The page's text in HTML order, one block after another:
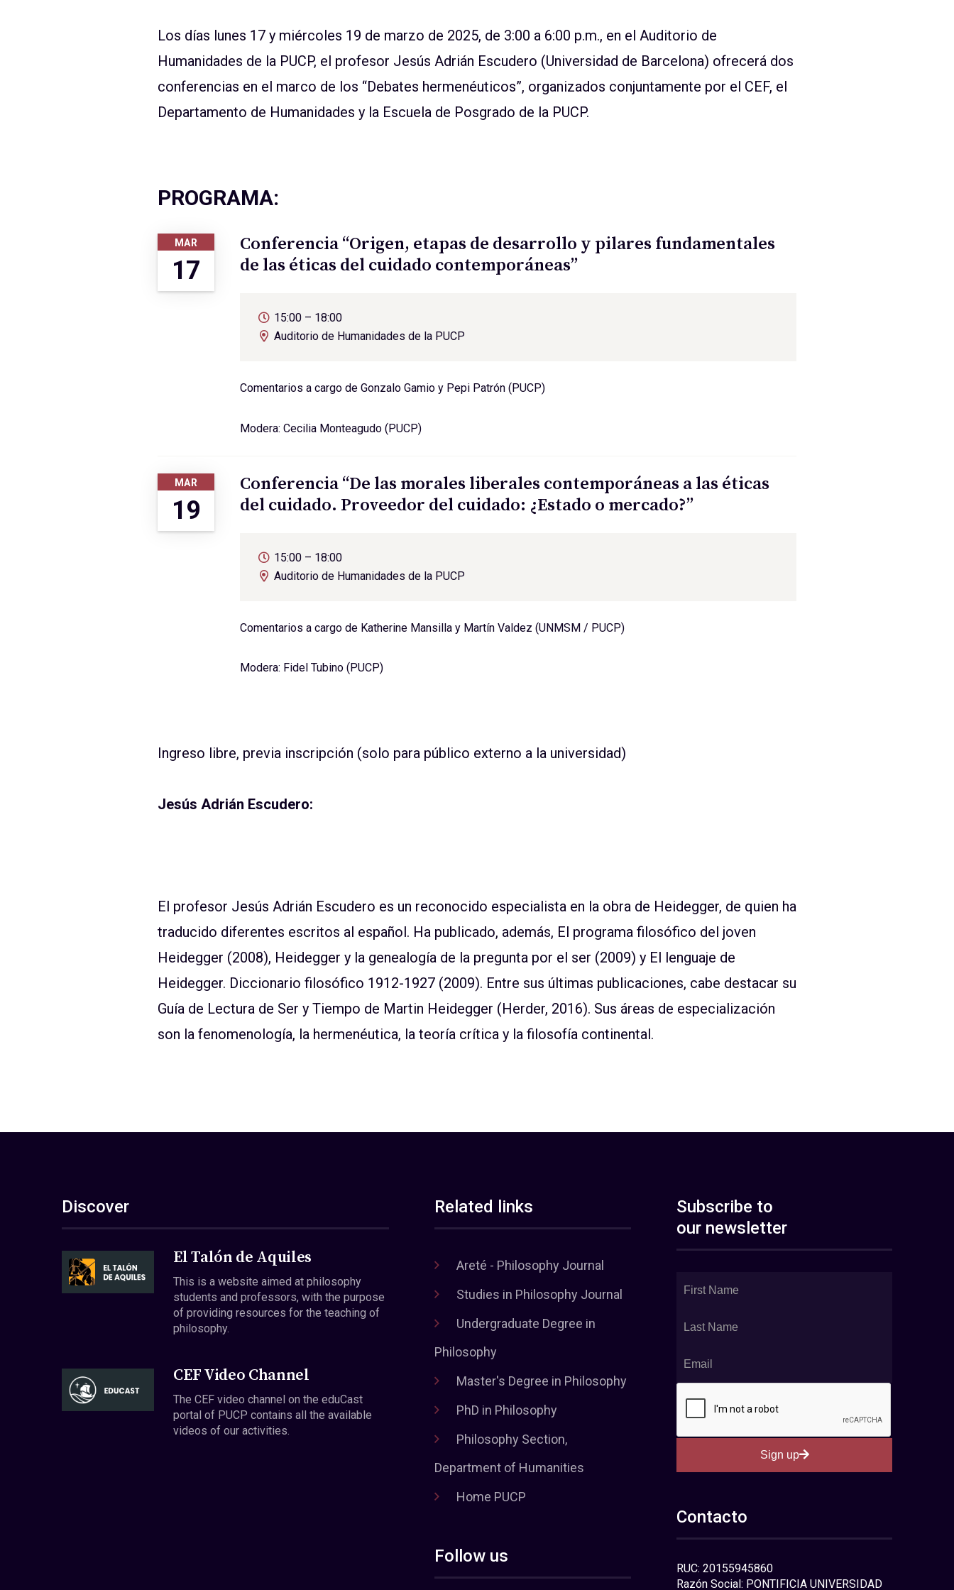
Los días lunes 17 y miércoles 19 de marzo de 2025, de 3:00 a 6:00 p.m., en el Auditorio de
Humanidades de la PUCP, el profesor Jesús Adrián Escudero (Universidad de Barcelona) ofrecerá dos
conferencias en el marco de los “Debates hermenéuticos”, organizados conjuntamente por el CEF, el
Departamento de Humanidades y la Escuela de Posgrado de la PUCP.
PROGRAMA:
MAR
17
Conferencia “Origen, etapas de desarrollo y pilares fundamentales
de las éticas del cuidado contemporáneas”
15:00 – 18:00
Auditorio de Humanidades de la PUCP
Comentarios a cargo de Gonzalo Gamio y Pepi Patrón (PUCP)
Modera: Cecilia Monteagudo (PUCP)
MAR
19
Conferencia “De las morales liberales contemporáneas a las éticas
del cuidado. Proveedor del cuidado: ¿Estado o mercado?”
15:00 – 18:00
Auditorio de Humanidades de la PUCP
Comentarios a cargo de Katherine Mansilla y Martín Valdez (UNMSM / PUCP)
Modera: Fidel Tubino (PUCP)
Ingreso libre, previa inscripción (solo para público externo a la universidad)
Jesús Adrián Escudero:
El profesor Jesús Adrián Escudero es un reconocido especialista en la obra de Heidegger, de quien ha
traducido diferentes escritos al español. Ha publicado, además, El programa filosófico del joven
Heidegger (2008), Heidegger y la genealogía de la pregunta por el ser (2009) y El lenguaje de
Heidegger. Diccionario filosófico 1912-1927 (2009). Entre sus últimas publicaciones, cabe destacar su
Guía de Lectura de Ser y Tiempo de Martin Heidegger (Herder, 2016). Sus áreas de especialización
son la fenomenología, la hermenéutica, la teoría crítica y la filosofía continental.
Discover
El Talón de Aquiles
This is a website aimed at philosophy
students and professors, with the purpose
of providing resources for the teaching of
philosophy.
CEF Video Channel
The CEF video channel on the eduCast
portal of PUCP contains all the available
videos of our activities.
Related links
Areté - Philosophy Journal
Studies in Philosophy Journal
Undergraduate Degree in
Philosophy
Master's Degree in Philosophy
PhD in Philosophy
Philosophy Section,
Department of Humanities
Home PUCP
Follow us
Subscribe to
our newsletter
Sign up
Contacto
RUC: 20155945860
Razón Social: PONTIFICIA UNIVERSIDAD